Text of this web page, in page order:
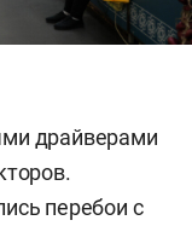
драйверами
перебои с